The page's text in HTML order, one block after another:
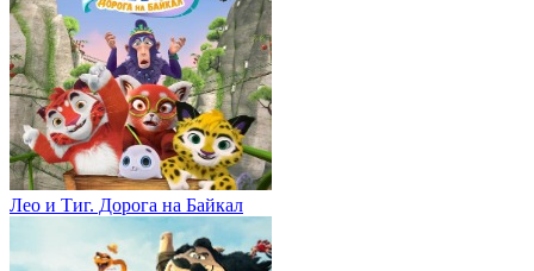
Лео и Тиг. Дорога на Байкал